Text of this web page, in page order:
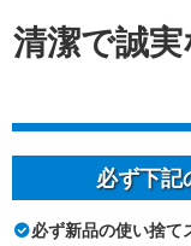
清潔で誠
必ず下記
必ず新品の使い捨て